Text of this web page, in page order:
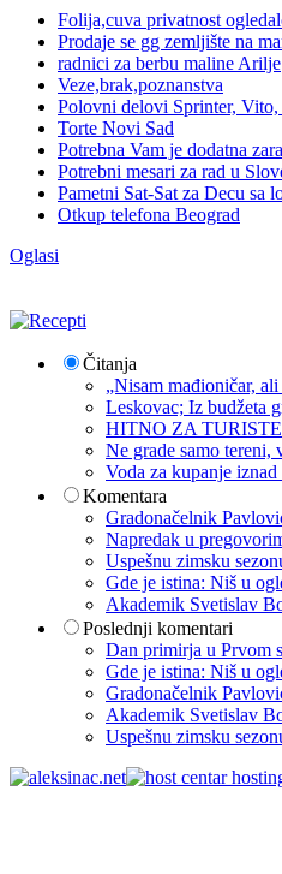
Folija,cuva privatnost
Prodaje se gg zemljište na
radnici za berbu maline Arilje
Veze,brak,poznanstva
Polovni delovi Sprinter,
Torte Novi Sad
Potrebna Vam je dodatna
Potrebni mesari za rad u
Pametni Sat-Sat za Decu sa
Otkup telefona Beograd
Oglasi
Čitanja
„Nisam mađioničar,
Leskovac; Iz budžeta
HITNO ZA TURISTE:
Ne grade samo
Voda za kupanje
Komentara
Gradonačelnik
Napredak u
Uspešnu zimsku
Gde je istina: Niš u
Akademik Svetislav
Poslednji komentari
Dan primirja u Prvom
Gde je istina: Niš u
Gradonačelnik
Akademik Svetislav
Uspešnu zimsku